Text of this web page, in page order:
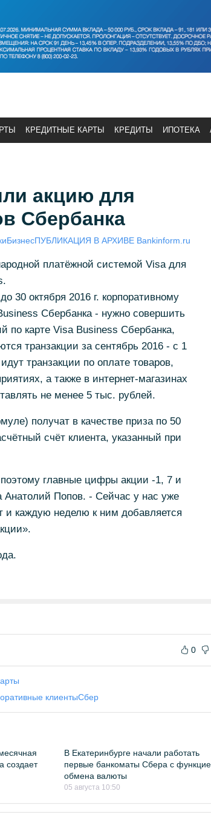
КРЕДИТНЫЕ КАРТЫ КРЕДИТЫ ИПОТЕКА
акцию для
Сбербанка
БизнесПУБЛИКАЦИЯ В АРХИВЕ Bankinform.ru
платёжной системой Visa для
30 октября 2016 г. корпоративному
Сбербанка - нужно совершить
по карте Visa Business Cбербанка,
транзакции за сентябрь 2016 - с 1
транзакции по оплате товаров,
а также в интернет-магазинах
не менее 5 тыс. рублей.
получат в качестве приза по 50
счёт клиента, указанный при
главные цифры акции -1, 7 и
Анатолий Попов. - Сейчас у нас уже
и каждую неделю к ним добавляется
0
клиентыСбер
создает
В Екатеринбурге начали работать
первые банкоматы Сбера с
обмена валюты
05 августа 10:50